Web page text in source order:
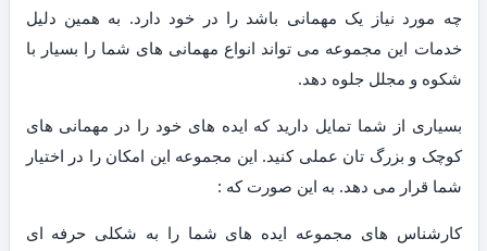
چه مورد نیاز یک مهمانی باشد را در خود دارد. به همین دلیل
خدمات این مجموعه می تواند انواع مهمانی های شما را بسیار با
شکوه و مجلل جلوه دهد.
بسیاری از شما تمایل دارید که ایده های خود را در مهمانی های
کوچک و بزرگ تان عملی کنید. این مجموعه این امکان را در اختیار
شما قرار می دهد. به این صورت که :
کارشناس های مجموعه ایده های شما را به شکلی حرفه ای